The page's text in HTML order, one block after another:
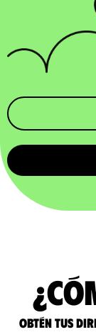
Obtén tus